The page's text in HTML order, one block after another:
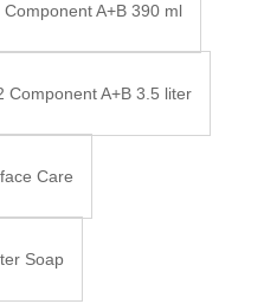
Component A+B 390 ml
Component A+B 3.5 liter
Care
Soap